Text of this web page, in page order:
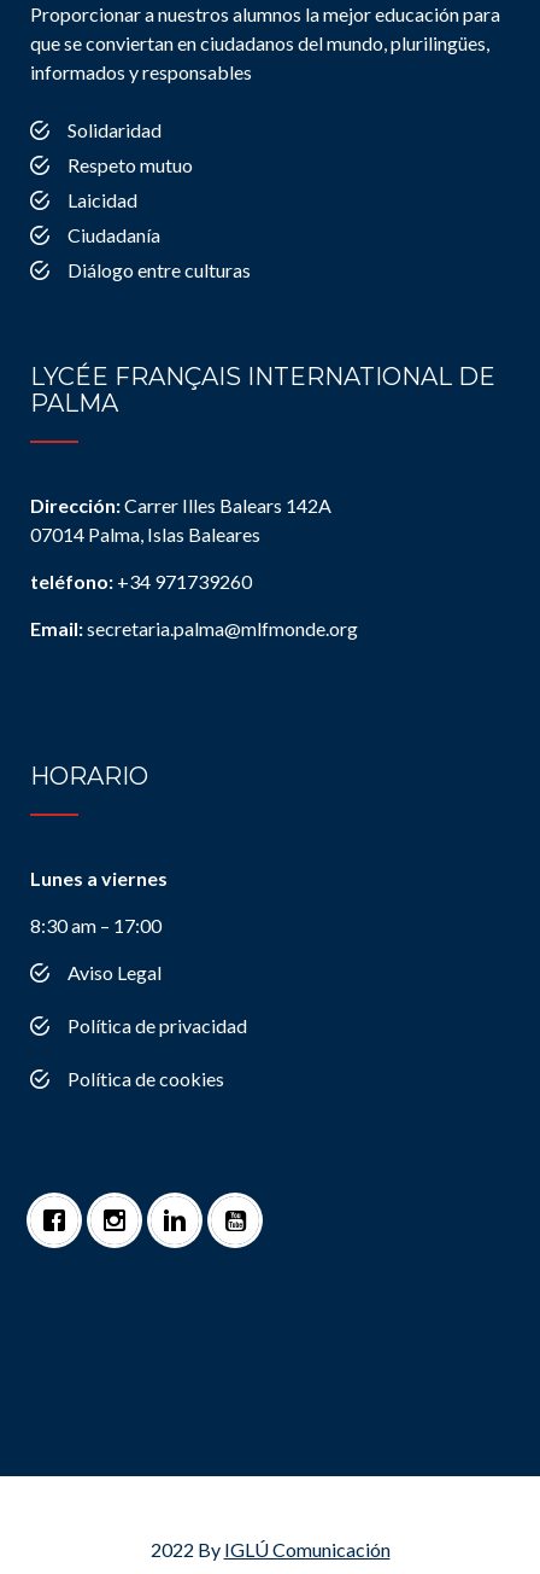
Proporcionar a nuestros alumnos la mejor educación para
que se conviertan en ciudadanos del mundo, plurilingües,
informados y responsables
Solidaridad
Respeto mutuo
Laicidad
Ciudadanía
Diálogo entre culturas
LYCÉE FRANÇAIS INTERNATIONAL DE
PALMA
Dirección:Carrer Illes Balears 142A
07014 Palma, Islas Baleares
teléfono: +34 971739260
Email:secretaria.palma@mlfmonde.org
HORARIO
Lunes a viernes
8:30 am – 17:00
Aviso Legal
Política de privacidad
Política de cookies
2022 By IGLÚ Comunicación